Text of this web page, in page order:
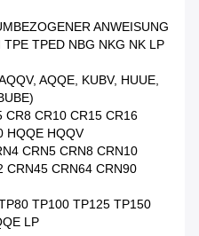
ANWEISUNG
TPED NBG NKG NK LP
AQQE, KUBV, HUUE,
CR8 CR10 CR15 CR16
HQQE HQQV
CRN5 CRN8 CRN10
CRN45 CRN64 CRN90
TP100 TP125 TP150
LP